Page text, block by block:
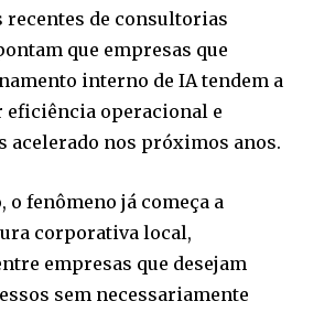
recentes de consultorias
que empresas que
interno de IA tendem a
eficiência operacional e
acelerado nos próximos anos.
o fenômeno já começa a
corporativa local,
empresas que desejam
sem necessariamente